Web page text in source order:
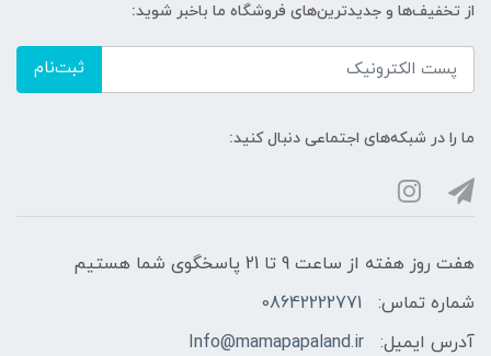
از تخفیف‌ها و جدیدترین‌های فروشگاه ما باخبر شوید:
ثبت‌نام
ما را در شبکه‌های اجتماعی دنبال کنید:
هفت روز هفته از ساعت 9 تا 21 پاسخگوی شما هستیم
شماره تماس:
08642222771
آدرس ایمیل:
Info@mamapapaland.ir